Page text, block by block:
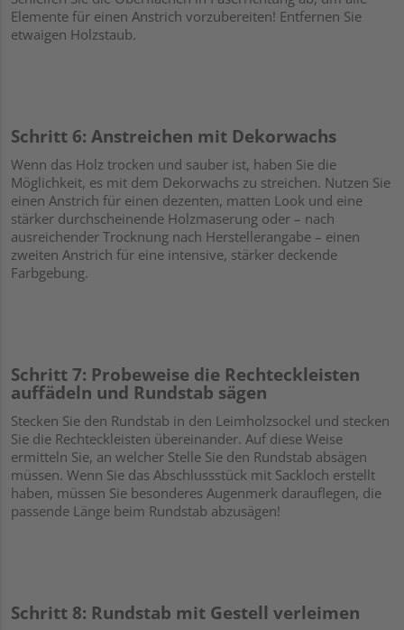
Elemente für einen Anstrich vorzubereiten! Entfernen Sie
etwaigen Holzstaub.
Schritt 6: Anstreichen mit Dekorwachs
Wenn das Holz trocken und sauber ist, haben Sie die
Möglichkeit, es mit dem Dekorwachs zu streichen. Nutzen Sie
einen Anstrich für einen dezenten, matten Look und eine
stärker durchscheinende Holzmaserung oder – nach
ausreichender Trocknung nach Herstellerangabe – einen
zweiten Anstrich für eine intensive, stärker deckende
Farbgebung.
Schritt 7: Probeweise die Rechteckleisten
auffädeln und Rundstab sägen
Stecken Sie den Rundstab in den Leimholzsockel und stecken
Sie die Rechteckleisten übereinander. Auf diese Weise
ermitteln Sie, an welcher Stelle Sie den Rundstab absägen
müssen. Wenn Sie das Abschlussstück mit Sackloch erstellt
haben, müssen Sie besonderes Augenmerk darauflegen, die
passende Länge beim Rundstab abzusägen!
Schritt 8: Rundstab mit Gestell verleimen